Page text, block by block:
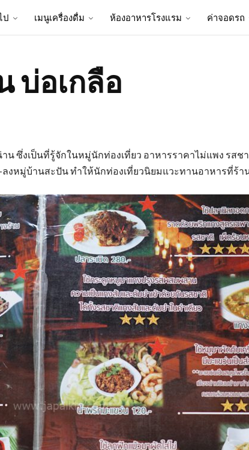
ป เมนูเครื่องดื่ม ห้องอาหารโรงแรม ค่าจอดรถ
บ่อเกลือ
น ซึ่งเป็นที่รู้จักในหมู่นักท่องเที่ยว อาหารราคาไม่แพง รสช
งหมู่บ้านสะปัน ทำให้นักท่องเที่ยวนิยมแวะทานอาหารที่ร้า